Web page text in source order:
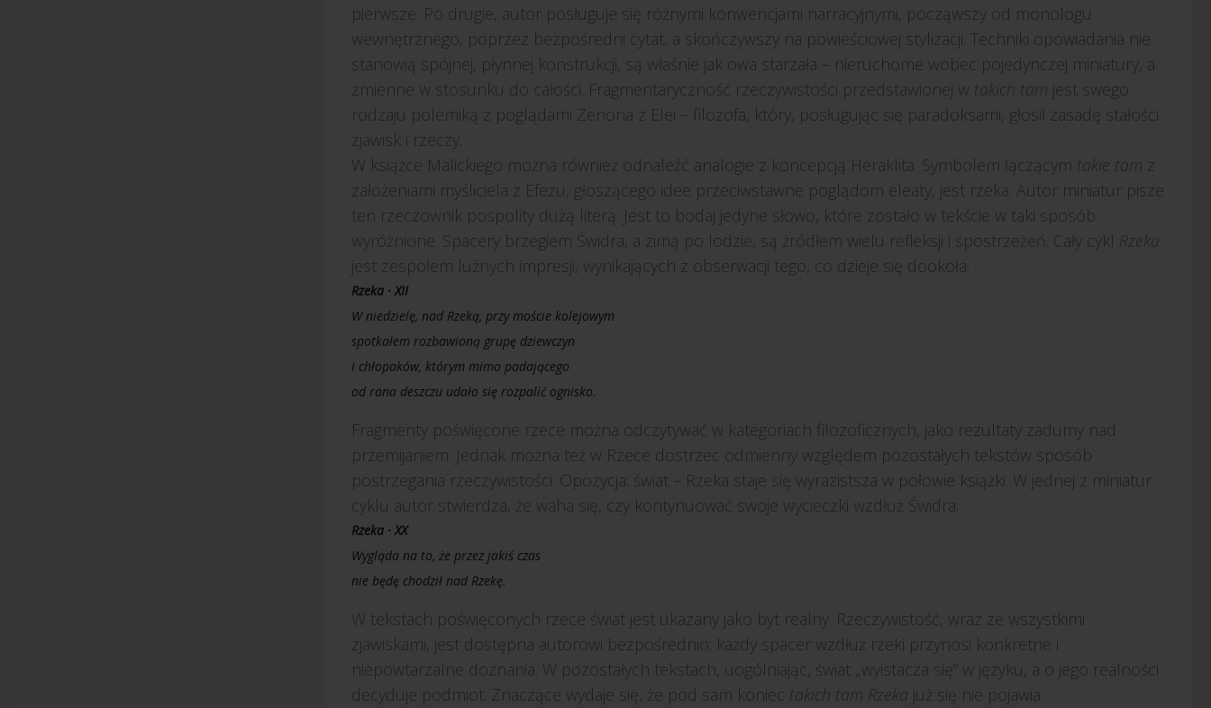
pierwsze. Po drugie, autor posługuje się różnymi konwencjami narracyjnymi, począwszy od monologu
wewnętrznego, poprzez bezpośredni cytat, a skończywszy na powieściowej stylizacji. Techniki opowiadania nie
stanowią spójnej, płynnej konstrukcji, są właśnie jak owa starzała – nieruchome wobec pojedynczej miniatury, a
zmienne w stosunku do całości. Fragmentaryczność rzeczywistości przedstawionej w takich tam jest swego
rodzaju polemiką z poglądami Zenona z Elei – filozofa, który, posługując się paradoksami, głosił zasadę stałości
zjawisk i rzeczy.
W książce Malickiego można również odnaleźć analogie z koncepcją Heraklita. Symbolem łączącym takie tam z
założeniami myśliciela z Efezu, głoszącego idee przeciwstawne poglądom eleaty, jest rzeka. Autor miniatur pisze
ten rzeczownik pospolity dużą literą. Jest to bodaj jedyne słowo, które zostało w tekście w taki sposób
wyróżnione. Spacery brzegiem Świdra, a zimą po lodzie, są źródłem wielu refleksji i spostrzeżeń. Cały cykl Rzeka
jest zespołem luźnych impresji, wynikających z obserwacji tego, co dzieje się dookoła:
Rzeka · XII
W niedzielę, nad Rzeką, przy moście kolejowym
spotkałem rozbawioną grupę dziewczyn
i chłopaków, którym mimo padającego
od rana deszczu udało się rozpalić ognisko.
Fragmenty poświęcone rzece można odczytywać w kategoriach filozoficznych, jako rezultaty zadumy nad
przemijaniem. Jednak można też w Rzece dostrzec odmienny względem pozostałych tekstów sposób
postrzegania rzeczywistości. Opozycja: świat – Rzeka staje się wyrazistsza w połowie książki. W jednej z miniatur
cyklu autor stwierdza, że waha się, czy kontynuować swoje wycieczki wzdłuż Świdra:
Rzeka · XX
Wygląda na to, że przez jakiś czas
nie będę chodził nad Rzekę.
W tekstach poświęconych rzece świat jest ukazany jako byt realny. Rzeczywistość, wraz ze wszystkimi
zjawiskami, jest dostępna autorowi bezpośrednio; każdy spacer wzdłuż rzeki przynosi konkretne i
niepowtarzalne doznania. W pozostałych tekstach, uogólniając, świat „wyistacza się” w języku, a o jego realności
decyduje podmiot. Znaczące wydaje się, że pod sam koniec takich tam Rzeka już się nie pojawia.